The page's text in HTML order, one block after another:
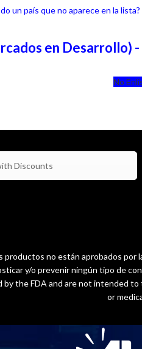
un país que no aparece en la
en Desarrollo)
No
Discounts
productos no están aprobados por
y/o prevenir ningún tipo de
by the FDA and are not intended
or